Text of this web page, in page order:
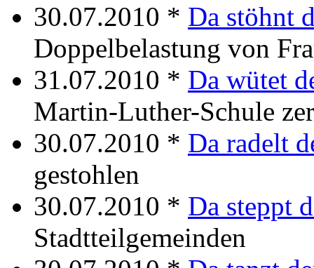
30.07.2010 * Da stöhnt
Doppelbelastung von
31.07.2010 * Da wütet
Martin-Luther-Schule
30.07.2010 * Da radelt
gestohlen
30.07.2010 * Da steppt
Stadtteilgemeinden